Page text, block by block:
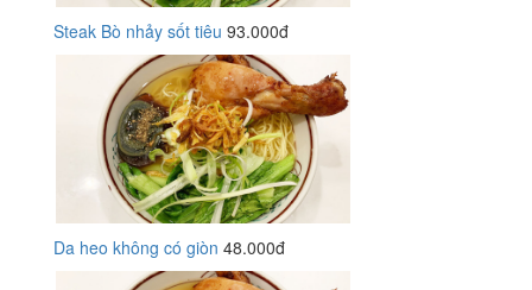
Steak Bò nhảy sốt tiêu 93.000đ
Da heo không có giòn 48.000đ